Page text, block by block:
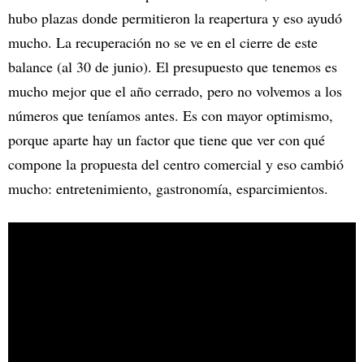
hubo plazas donde permitieron la reapertura y eso ayudó
mucho. La recuperación no se ve en el cierre de este
balance (al 30 de junio). El presupuesto que tenemos es
mucho mejor que el año cerrado, pero no volvemos a los
números que teníamos antes. Es con mayor optimismo,
porque aparte hay un factor que tiene que ver con qué
compone la propuesta del centro comercial y eso cambió
mucho: entretenimiento, gastronomía, esparcimientos.